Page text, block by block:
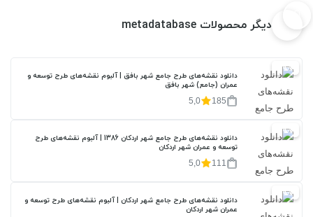
دیگر محصولات metadatabase
20%
دانلود نقشه‌های طرح جامع شهر بافق | آلبوم نقشه‌های طرح توسعه و
عمران (جامع) شهر بافق
185
5,0
20%
دانلود نقشه‌های طرح جامع شهر اردکان 1386 | آلبوم نقشه‌های طرح
توسعه و عمران شهر اردکان
111
5,0
20%
دانلود نقشه‌های طرح جامع شهر اردکان | آلبوم نقشه‌های طرح توسعه و
عمران شهر اردکان